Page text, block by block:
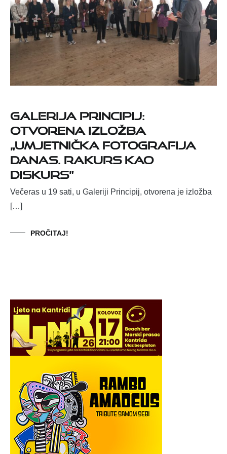
Galerija Principij:
otvorena izložba
„Umjetnička fotografija
danas. Rakurs kao
diskurs”
Večeras u 19 sati, u Galeriji Principij, otvorena je izložba
[…]
PROČITAJ!